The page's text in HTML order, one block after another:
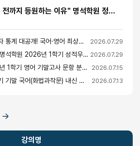
"수능 1주 전까지 등원하는 이유" 명석학원 정시반 개강 안내 (성수고·경일고·무학여고·대광고 등)
명석학원 성적 우수자 통계 대공개! 국어·영어 최상위권의 비밀 2026.07.29
결과로 증명합니다: 명석학원 2026년 1학기 성적우수자 명단 공개 2026.07.29
2026년 경일고 1학년 1학기 영어 기말고사 문항 분석 및 총평 2026.07.15
2026 성수고3 1학기 기말 국어(화법과작문) 내신 분석 및 경향 2026.07.13
강의명